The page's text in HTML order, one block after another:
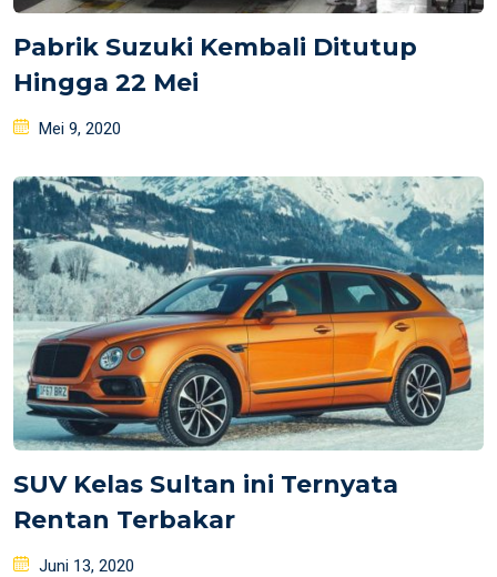
Pabrik Suzuki Kembali Ditutup
Hingga 22 Mei
Posted
Mei 9, 2020
SUV Kelas Sultan ini Ternyata
Rentan Terbakar
Posted
Juni 13, 2020